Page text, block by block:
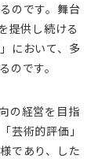
のです。舞台
提供し続ける
において、多
のです。
の経営を目指
芸術的評価」
であり、した